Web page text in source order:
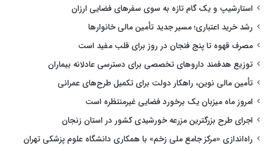
استارشیپ و یک گام تازه به سوی سفرهای فضایی ارزان
رشد خرید اعتباری؛ مسیر جدید تأمین مالی خانوارها
مصرف قهوه تا پنج فنجان در روز برای قلب مفید است
توزیع هدفمند داروهای تخصصی برای دسترسی عادلانه بیماران
تأمین مالی نوین، راهکار دولت برای تکمیل طرح‌های عمرانی
امروز ماه میزبان یک برخورد فضایی غیرمنتظره است
اجرای طرح بزرگترین مزرعه خورشیدی کشور در استان زنجان
راه‌اندازی «مرکز جامع ملی زخم» با همکاری دانشگاه علوم پزشکی تهران